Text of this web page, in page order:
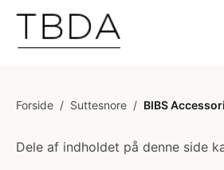
Forside / Suttesnore / BIBS
Dele af indholdet på denne side